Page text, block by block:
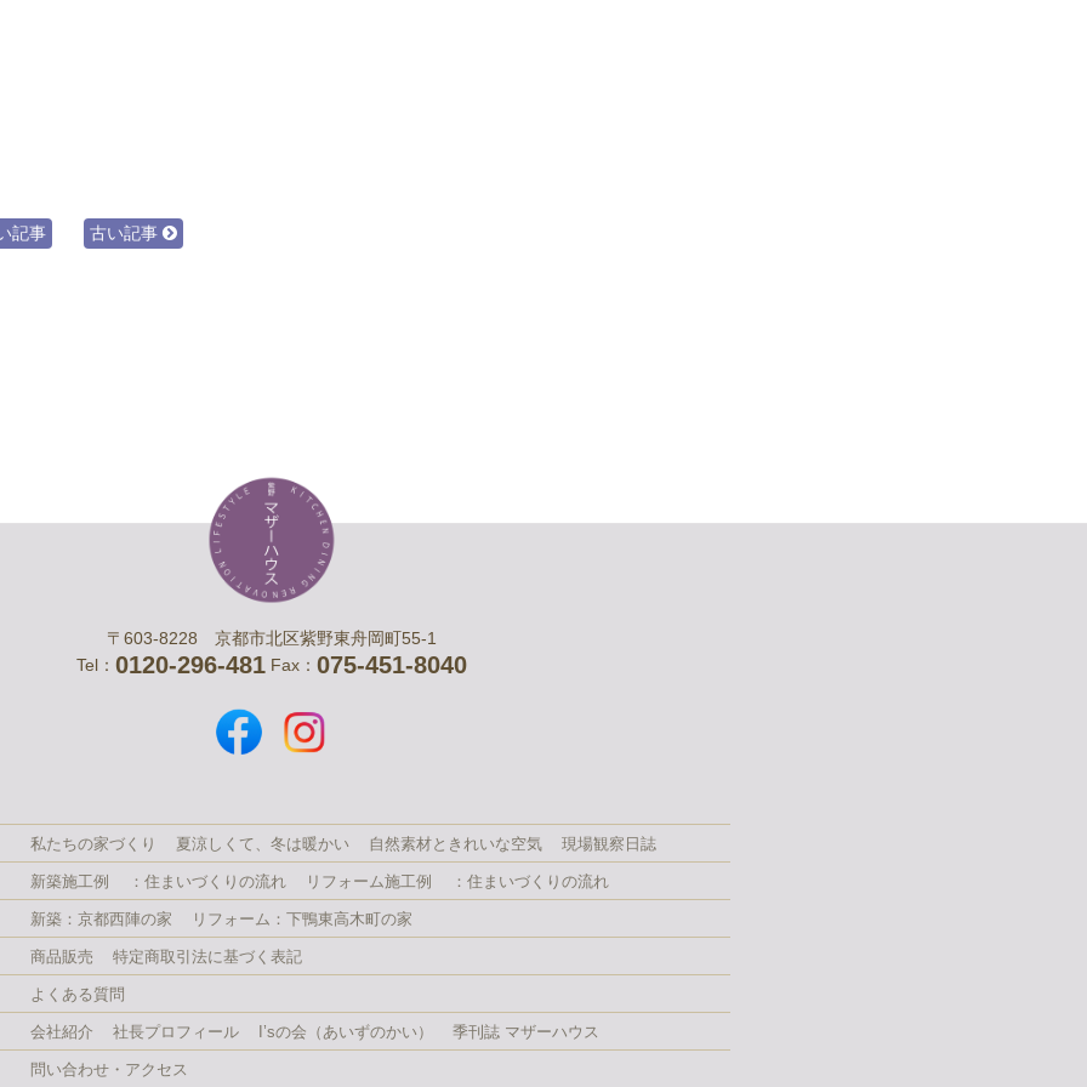
記事 古い記事
〒603-8228 京都市北区紫野東舟岡町55-1
Tel： 0120-296-481 Fax： 075-451-8040
私たちの家づくり 夏涼しくて、冬は暖かい 自然素材ときれいな空気 現場観察日誌
新築施工例 ：住まいづくりの流れ リフォーム施工例 ：住まいづくりの流れ
新築：京都西陣の家 リフォーム：下鴨東高木町の家
商品販売 特定商取引法に基づく表記
よくある質問
会社紹介 社長プロフィール I’sの会（あいずのかい） 季刊誌 マザーハウス
問い合わせ・アクセス